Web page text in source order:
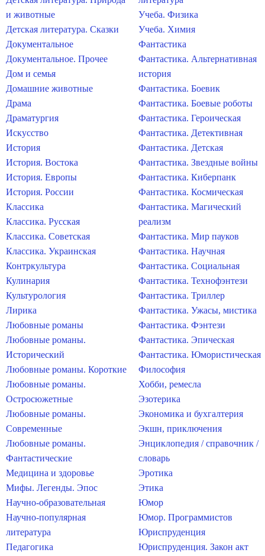
и животные
Детская литература. Сказки
Документальное
Документальное. Прочее
Дом и семья
Домашние животные
Драма
Драматургия
Искусство
История
История. Востока
История. Европы
История. России
Классика
Классика. Русская
Классика. Советская
Классика. Украинская
Контркультура
Кулинария
Культурология
Лирика
Любовные романы
Любовные романы.
Исторический
Любовные романы. Короткие
Любовные романы.
Остросюжетные
Любовные романы.
Современные
Любовные романы.
Фантастические
Медицина и здоровье
Мифы. Легенды. Эпос
Научно-образовательная
Научно-популярная
литература
Педагогика
Учеба. Физика
Учеба. Химия
Фантастика
Фантастика. Альтернативная
история
Фантастика. Боевик
Фантастика. Боевые роботы
Фантастика. Героическая
Фантастика. Детективная
Фантастика. Детская
Фантастика. Звездные войны
Фантастика. Киберпанк
Фантастика. Космическая
Фантастика. Магический
реализм
Фантастика. Мир пауков
Фантастика. Научная
Фантастика. Социальная
Фантастика. Технофэнтези
Фантастика. Триллер
Фантастика. Ужасы, мистика
Фантастика. Фэнтези
Фантастика. Эпическая
Фантастика. Юмористическая
Философия
Хобби, ремесла
Эзотерика
Экономика и бухгалтерия
Экшн, приключения
Энциклопедия / справочник /
словарь
Эротика
Этика
Юмор
Юмор. Программистов
Юриспруденция
Юриспруденция. Закон акт